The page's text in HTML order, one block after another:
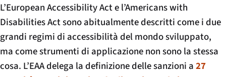
L’European Accessibility Act e l’Americans with
Disabilities Act sono abitualmente descritti come i due
grandi regimi di accessibilità del mondo sviluppato,
ma come strumenti di applicazione non sono la stessa
cosa. L’EAA delega la definizione delle sanzioni a27